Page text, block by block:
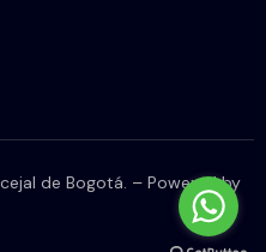
de Bogotá. – Powered by